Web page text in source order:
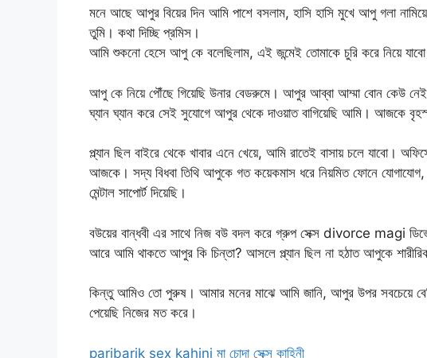
মনে আছে আপুর বিয়ের দিন আমি পাশে বসলাম, হাসি হাসি মুখে আপু গলা
তুমি। কথা দিচ্ছি প্রমিস।
আমি শুকনো হেসে আপু কে বলেছিলাম, এই জন্মেই তোমাকে চুরি করে নিয়ে যাবো
আপু কে নিয়ে পৌঁছে গিয়েছি উনার বেডরুমে। আপুর আব্বা আম্মা বোন কেউ নেই
ঘ্যান ঘ্যান করে সেই সুযোগে আপুর থেকে দাওয়াত বাগিয়েছি আমি। আজকে
প্ল্যান ছিল বাইরে থেকে খাবার এনে খেয়ে, আমি রাতেই বাসায় চলে যাবো।
আজকে। সদ্য বিধবা তিথি আপুকে গত কয়েকমাস ধরে নিয়মিত ফোনে
মেন্টাল সাপোর্ট দিয়েছি।
বউয়ের বান্ধবী এর সাথে নিজ বউ বদল করে গ্রুপ সেক্স divorce magi
আরে আমি থাকতে আপুর কি চিন্তা? আসলে প্ল্যান ছিল না হঠাত আপুকে
কিন্তু আমিও তো পুরুষ। আমার মনের মাঝে আমি জানি, আপুর উপর সবচেয়ে
পেয়েছি নিজের মত করে।
paribarik sex kahini মা চোদা সেক্স কাহিনী